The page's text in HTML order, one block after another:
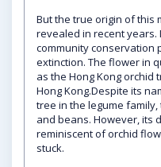
But the true origin of this
revealed in recent years.
community conservation
extinction. The flower in
as the Hong Kong orchid
Hong Kong.Despite its
tree in the legume
and beans. However, its
reminiscent of orchid
stuck.